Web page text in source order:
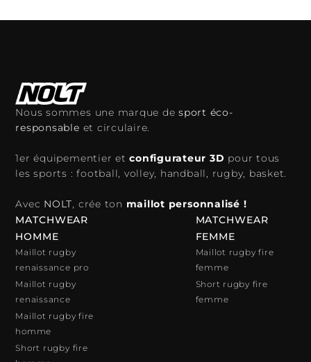
Nous sommes une marque desport éco-
responsable et circulaire.
1er équipementier etconfigurateur 3D pour tous
les sports : football, volley, handball, rugby, basket.
Avec NOLT, crée ton maillot personnalisé !
MATCHWEAR
HOMME
Maillot rugby
renaissance pro
Maillot rugby
renaissance
Maillot rugby fire
homme
Short rugby fire
MATCHWEAR
FEMME
Maillot rugby fire
femme
Short rugby fire
femme